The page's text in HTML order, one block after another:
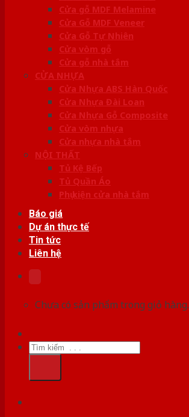
Cửa gỗ MDF Melamine
Cửa Gỗ MDF Veneer
Cửa Gỗ Tự Nhiên
Cửa vòm gỗ
Cửa gỗ nhà tắm
CỬA NHỰA
Cửa Nhựa ABS Hàn Quốc
Cửa Nhựa Đài Loan
Cửa Nhựa Gỗ Composite
Cửa vòm nhựa
Cửa nhựa nhà tắm
NỘI THẤT
Tủ Kệ Bếp
Tủ Quần Áo
Phụ kiện cửa nhà tắm
Báo giá
Dự án thực tế
Tin tức
Liên hệ
Chưa có sản phẩm trong giỏ hàng.
Tìm
kiếm: